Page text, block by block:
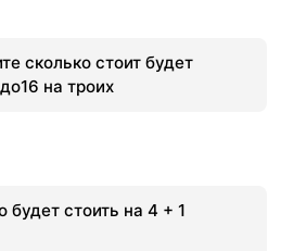
сколько стоит будет
на троих
будет стоить на 4 + 1